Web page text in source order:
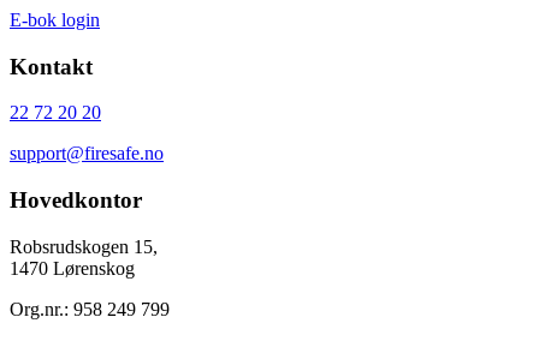
E-bok login
Kontakt
22 72 20 20
support@firesafe.no
Hovedkontor
Robsrudskogen 15,
1470 Lørenskog
Org.nr.: 958 249 799